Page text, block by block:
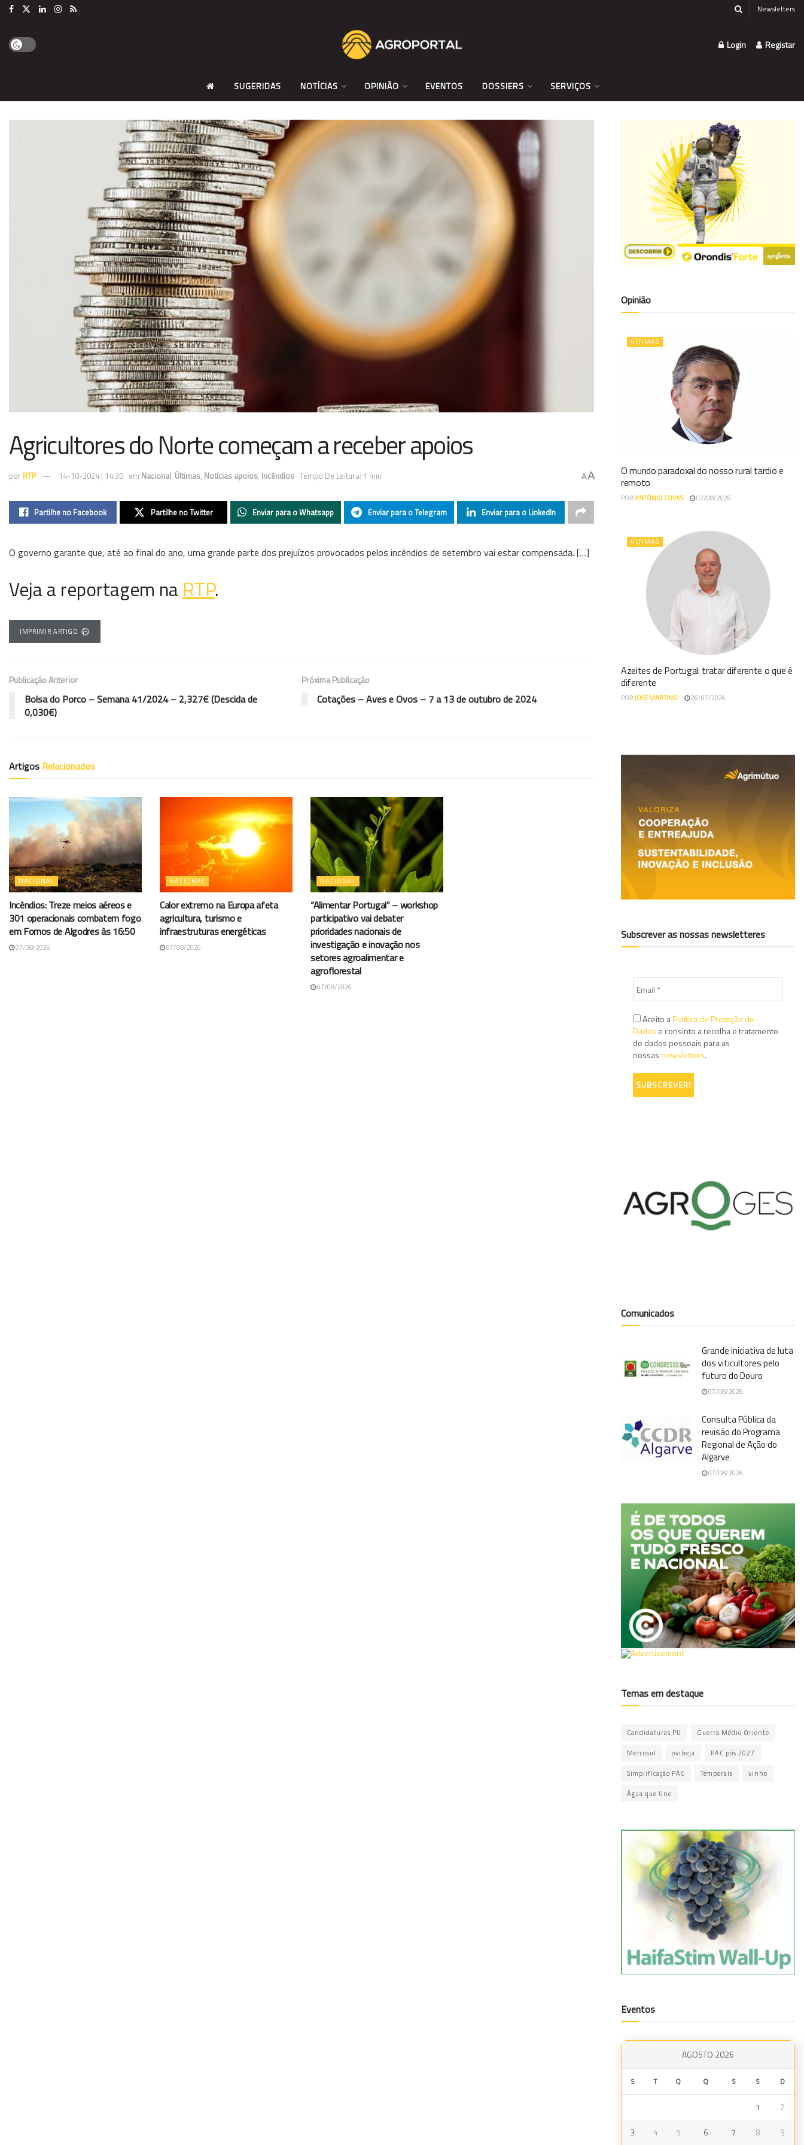
Newsletters
Login Registar
SUGERIDAS NOTÍCIAS OPINIÃO EVENTOS DOSSIERS SERVIÇOS
Agricultores do Norte começam a receber apoios
por RTP 14-10-2024 | 14:30 em Nacional, Últimas, Notícias apoios, Incêndios Tempo De Leitura: 1 min AA
Partilhe no Facebook Partilhe no Twitter Enviar para o Whatsapp Enviar para o Telegram Enviar para o LinkedIn
O governo garante que, até ao final do ano, uma grande parte dos prejuízos provocados pelos incêndios de setembro vai estar compensada. […]
Veja a reportagem na RTP.
IMPRIMIR ARTIGO
Publicação Anterior
Bolsa do Porco – Semana 41/2024 – 2,327€ (Descida de
0,030€)
Próxima Publicação
Cotações – Aves e Ovos – 7 a 13 de outubro de 2024
Artigos Relacionados
NACIONAL
Incêndios: Treze meios aéreos e
301 operacionais combatem fogo
em Fornos de Algodres às 16:50
07/08/2026
NACIONAL
Calor extremo na Europa afeta
agricultura, turismo e
infraestruturas energéticas
07/08/2026
NACIONAL
“Alimentar Portugal” – workshop
participativo vai debater
prioridades nacionais de
investigação e inovação nos
setores agroalimentar e
agroflorestal
07/08/2026
Opinião
ÚLTIMAS
O mundo paradoxal do nosso rural tardio e
remoto
PORANTÓNIO COVAS 02/08/2026
ÚLTIMAS
Azeites de Portugal: tratar diferente o que é
diferente
PORJOSÉ MARTINO 26/07/2026
Subscrever as nossas newsletteres
Aceito aPolítica de Proteção de
Dados e consinto a recolha e tratamento
de dados pessoais para as
nossasnewsletters.
Comunicados
Grande iniciativa de luta
dos viticultores pelo
futuro do Douro
07/08/2026
Consulta Pública da
revisão do Programa
Regional de Ação do
Algarve
07/08/2026
Temas em destaque
Candidaturas PU Guerra Médio Oriente
Mercosul ovibeja PAC pós 2027
Simplificação PAC Temporais vinho
Água que Une
Eventos
AGOSTO 2026
S T Q Q S S D
1 2
3 4 5 6 7 8 9